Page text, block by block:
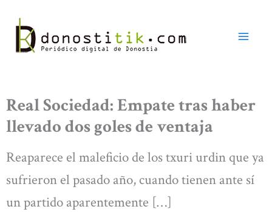
contenido
Real Sociedad: Empate tras haber
llevado dos goles de ventaja
Reaparece el maleficio de los txuri urdin que ya
sufrieron el pasado año, cuando tienen ante sí
un partido aparentemente […]